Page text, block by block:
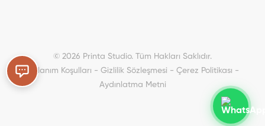
© 2026 Printa Studio. Tüm Hakları Saklıdır.
Kullanım Koşulları - Gizlilik Sözleşmesi - Çerez Politikası -
Aydınlatma Metni